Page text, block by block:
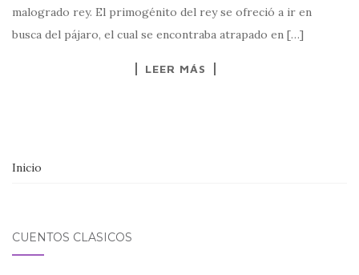
malogrado rey. El primogénito del rey se ofreció a ir en
busca del pájaro, el cual se encontraba atrapado en […]
LEER MÁS
Inicio
CUENTOS CLÁSICOS